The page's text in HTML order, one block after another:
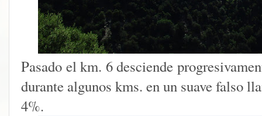
Pasado el km. 6 desciende
durante algunos kms. en un suave falso
4%.